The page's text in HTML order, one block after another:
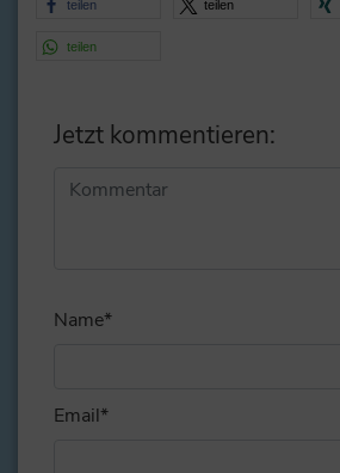
teilen teilen
teilen
Jetzt kommentieren:
Name*
Email*
Alternative: